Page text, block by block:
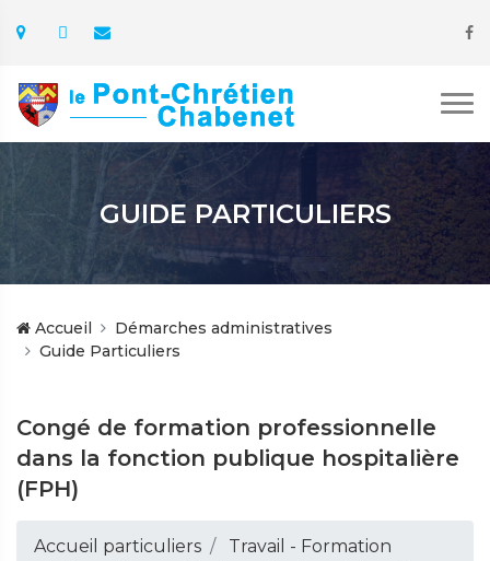
GUIDE PARTICULIERS
Accueil
Démarches administratives
Guide Particuliers
Congé de formation professionnelle
dans la fonction publique hospitalière
(FPH)
Accueil particuliers
Travail - Formation